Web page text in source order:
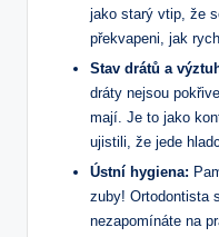
jako starý vtip, že
překvapeni, jak
Stav drátů a
dráty nejsou
mají. Je to jako
ujistili, že jede
Ústní hygiena:
zuby! Ortodontista
nezapomínáte na